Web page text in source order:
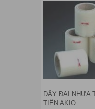
DÂY ĐAI NHỰA
TIỀN AKIO